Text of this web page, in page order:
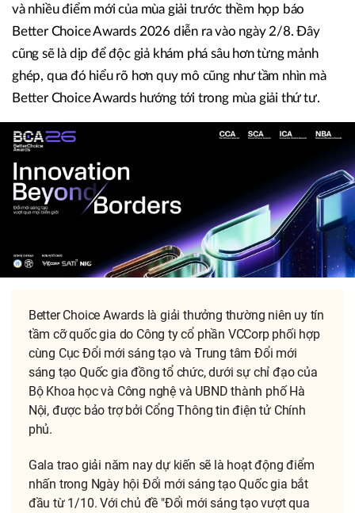
và nhiều điểm mới của mùa giải trước thềm họp báo
Better Choice Awards 2026 diễn ra vào ngày 2/8. Đây
cũng sẽ là dịp để độc giả khám phá sâu hơn từng mảnh
ghép, qua đó hiểu rõ hơn quy mô cũng như tầm nhìn mà
Better Choice Awards hướng tới trong mùa giải thứ tư.
Better Choice Awards là giải thưởng thường niên uy tín
tầm cỡ quốc gia do Công ty cổ phần VCCorp phối hợp
cùng Cục Đổi mới sáng tạo và Trung tâm Đổi mới
sáng tạo Quốc gia đồng tổ chức, dưới sự chỉ đạo của
Bộ Khoa học và Công nghệ và UBND thành phố Hà
Nội, được bảo trợ bởi Cổng Thông tin điện tử Chính
phủ.
Gala trao giải năm nay dự kiến sẽ là hoạt động điểm
nhấn trong Ngày hội Đổi mới sáng tạo Quốc gia bắt
đầu từ 1/10. Với chủ đề "Đổi mới sáng tạo vượt qua